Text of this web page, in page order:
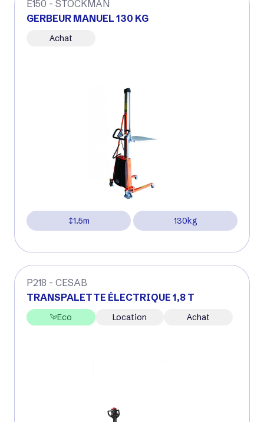
E150 - STOCKMAN
GERBEUR MANUEL 130 KG
Achat
1.5m 130kg
P218 - CESAB
TRANSPALETTE ÉLECTRIQUE 1,8 T
Eco Location Achat